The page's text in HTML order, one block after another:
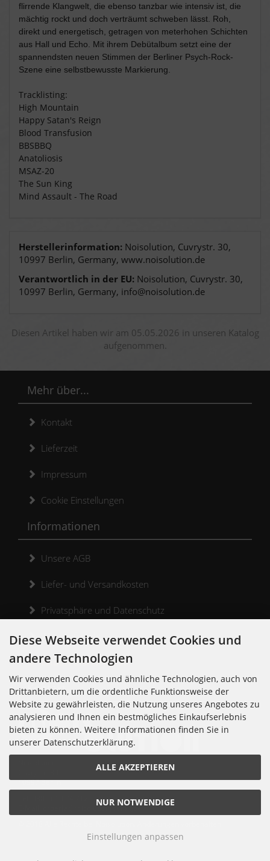
flirrende Klangwelt, die ebenso tanzbar wie intensiv ist, die
mächtig rockt und doch verträumt schweben lässt. Roh,
direkt und energetisch, getragen von meterhohen Schichten
aus Hall und Echo. Mit ihrem Debütalbum setzt eine der
spannendsten neuen Stimmen der Berliner Psych-Rock-
Szene eine selbstbewusste Markierung.
Tracklisting:
High Mountain
Happy Satan's Reign
Blood Transfusion
BBSBBQ
Anatoliosis
MSAZ-20
The Sun King
Mind Assault - The Road
Herstellerinformation: Noisolution, Cuvrystr. 30,
10997 Berlin, Germany, www.noisolution.de
Verantwortlich in der EU: Noisolution, Cuvrystr. 30,
10997 Berlin, Germany, info@noisolution.de
Diesen Artikel haben wir am 05.05.2026 in unseren Katalog
aufgenommen.
Mehr über...
Kontakt
Lieferzeit
Impressum
Cookie Einstellungen
Informationen
Unsere AGB
Liefer- und Versandkosten
Privatsphäre und Datenschutz
Widerrufsrecht
Widerrufsformular
Kontakt
10997 Berlin
E-Mail: order[at]noisolution[punkt]de
Diese Webseite verwendet Cookies und
andere Technologien
Wir verwenden Cookies und ähnliche Technologien, auch von
Drittanbietern, um die ordentliche Funktionsweise der
Website zu gewährleisten, die Nutzung unseres Angebotes zu
analysieren und Ihnen ein bestmögliches Einkaufserlebnis
bieten zu können. Weitere Informationen finden Sie in
unserer Datenschutzerklärung.
ALLE AKZEPTIEREN
NUR NOTWENDIGE
Einstellungen anpassen